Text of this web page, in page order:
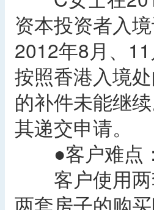
资本投资者入
2012年8月、
按照香港入境
的补件未能继
其递交申请。
●客户难点：
客户使用两
两套房子的购